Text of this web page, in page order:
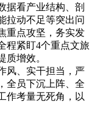
据看产业结构、剖
拉动不足等突出问
重点攻坚，务实发
程紧盯4个重点文旅
质增效。
风、实干担当，严
全员下沉上阵、全
作考量无死角，以